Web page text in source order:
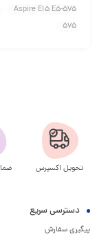
Aspire E15 E5-575
575
تحویل اکسپرس
دسترسی سریع
پیگیری سفارش